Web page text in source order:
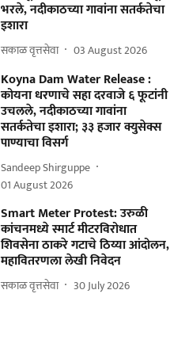
भरले, नदीकाठच्या गावांना सतर्कतेचा
इशारा
सकाळ वृत्तसेवा 03 August 2026
Koyna Dam Water Release :
कोयना धरणाचे सहा दरवाजे ६ फूटांनी
उचलले, नदीकाठच्या गावांना
सतर्कतेचा इशारा; ३३ हजार क्युसेक्स
पाण्याचा विसर्ग
Sandeep Shirguppe
01 August 2026
Smart Meter Protest: उरुळी
कांचनमध्ये स्मार्ट मीटरविरोधात
शिवसेना ठाकरे गटाचे ठिय्या आंदोलन,
महावितरणला लेखी निवेदन
सकाळ वृत्तसेवा 30 July 2026